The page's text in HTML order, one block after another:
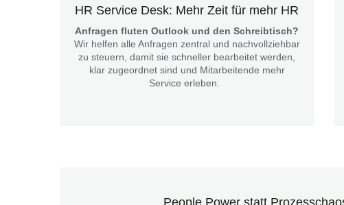
HR Service Desk: Mehr Zeit für mehr HR
Anfragen fluten Outlook und den Schreibtisch?
Wir helfen alle Anfragen zentral und nachvollziehbar
zu steuern, damit sie schneller bearbeitet werden,
klar zugeordnet sind und Mitarbeitende mehr
Service erleben.
People Power statt